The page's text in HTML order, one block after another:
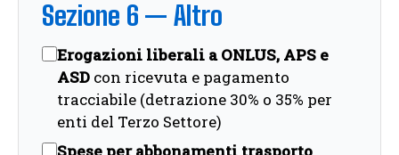
Sezione 6 — Altro
Erogazioni liberali a ONLUS, APS e
ASD con ricevuta e pagamento
tracciabile (detrazione 30% o 35% per
enti del Terzo Settore)